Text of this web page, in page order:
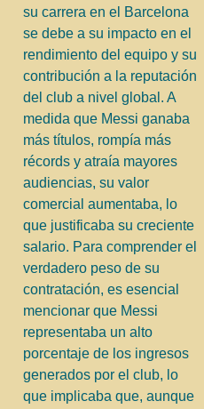
su carrera en el Barcelona
se debe a su impacto en el
rendimiento del equipo y su
contribución a la reputación
del club a nivel global. A
medida que Messi ganaba
más títulos, rompía más
récords y atraía mayores
audiencias, su valor
comercial aumentaba, lo
que justificaba su creciente
salario. Para comprender el
verdadero peso de su
contratación, es esencial
mencionar que Messi
representaba un alto
porcentaje de los ingresos
generados por el club, lo
que implicaba que, aunque